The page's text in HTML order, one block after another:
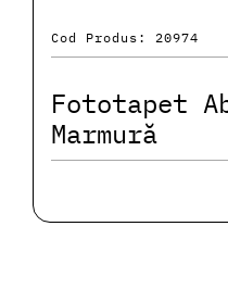
Cod Produs: 20974
Fototapet
Marmură